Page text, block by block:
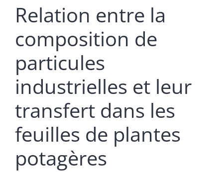
Relation entre la
composition de
particules
industrielles et leur
transfert dans les
feuilles de plantes
potagères